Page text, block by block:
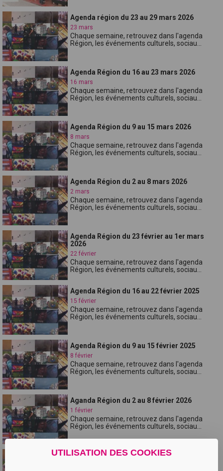
UTILISATION DES COOKIES
Agenda région du 23 au 29 mars 2026
23 mars
Chaque semaine, retrouvez dans l'agenda
Région, les événements culturels, sociau...
Agenda Région du 16 au 23 mars 2026
16 mars
Chaque semaine, retrouvez dans l'agenda
Région, les événements culturels, sociau...
Agenda Région du 9 au 15 mars 2026
8 mars
Chaque semaine, retrouvez dans l'agenda
Région, les événements culturels, sociau...
Agenda Région du 2 au 8 mars 2026
2 mars
Chaque semaine, retrouvez dans l'agenda
Région, les événements culturels, sociau...
Agenda Région du 23 février au 1er mars
2026
22 février
Chaque semaine, retrouvez dans l'agenda
Région, les événements culturels, sociau...
Agenda Région du 16 au 22 février 2025
15 février
Chaque semaine, retrouvez dans l'agenda
Région, les événements culturels, sociau...
Agenda Région du 9 au 15 février 2025
8 février
Chaque semaine, retrouvez dans l'agenda
Région, les événements culturels, sociau...
Aganda Région du 2 au 8 février 2026
1 février
Chaque semaine, retrouvez dans l'agenda
Région, les événements culturels, sociau...
Agenda Région du 26 au 28 janvier 2026